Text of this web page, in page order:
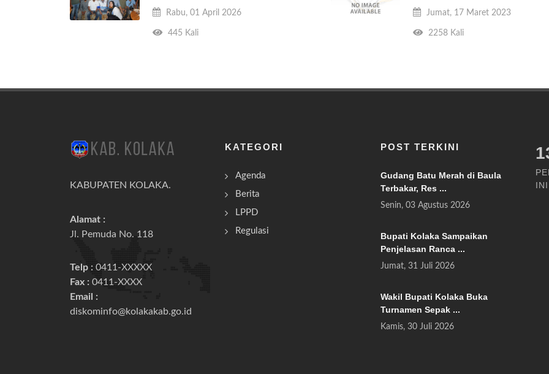
Rabu, 01 April 2026
445 Kali
Jumat, 17 Maret 2023
2258 Kali
KABUPATEN KOLAKA.
Alamat :
Jl. Pemuda No. 118
Telp : 0411-XXXXX
Fax : 0411-XXXX
Email :
diskominfo@kolakakab.go.id
KATEGORI
Agenda
Berita
LPPD
Regulasi
POST TERKINI
Gudang Batu Merah di Baula
Terbakar, Res ...
Senin, 03 Agustus 2026
Bupati Kolaka Sampaikan
Penjelasan Ranca ...
Jumat, 31 Juli 2026
Wakil Bupati Kolaka Buka
Turnamen Sepak ...
Kamis, 30 Juli 2026
INI